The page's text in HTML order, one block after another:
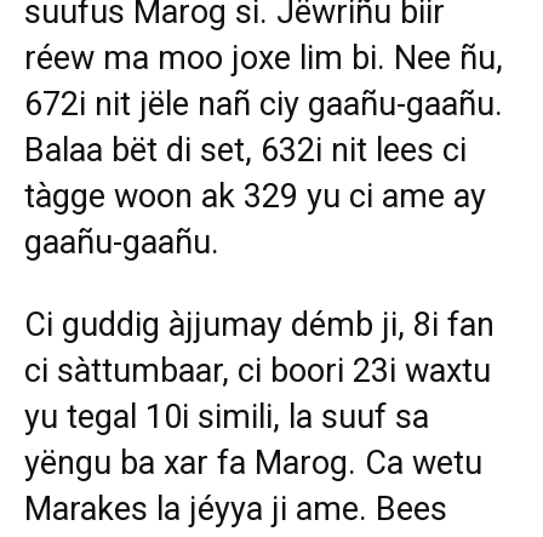
suufus Marog si. Jëwriñu biir
réew ma moo joxe lim bi. Nee ñu,
672i nit jële nañ ciy gaañu-gaañu.
Balaa bët di set, 632i nit lees ci
tàgge woon ak 329 yu ci ame ay
gaañu-gaañu.
Ci guddig àjjumay démb ji, 8i fan
ci sàttumbaar, ci boori 23i waxtu
yu tegal 10i simili, la suuf sa
yëngu ba xar fa Marog. Ca wetu
Marakes la jéyya ji ame. Bees